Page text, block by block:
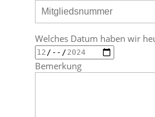
Welches Datum haben wir
Bemerkung